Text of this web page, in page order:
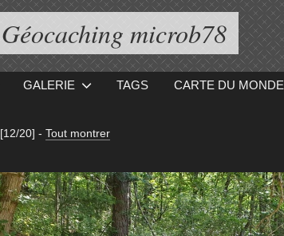
Géocaching microb78
GALERIE TAGS CARTE DU MONDE
[12/20] - Tout montrer